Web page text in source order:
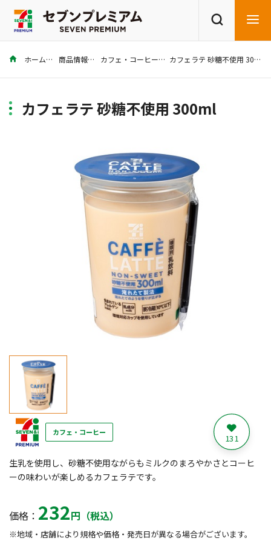
商品を探す レシピを探す
ホーム 商品情報 カフェ・コーヒー カフェラテ 砂糖不使用 300ml
カフェラテ 砂糖不使用 300ml
カフェ・コーヒー 131
生乳を使用し、砂糖不使用ながらもミルクのまろやかさとコーヒ
ーの味わいが楽しめるカフェラテです。
価格： 232円（税込）
※地域・店舗により規格や価格・発売日が異なる場合がございます。